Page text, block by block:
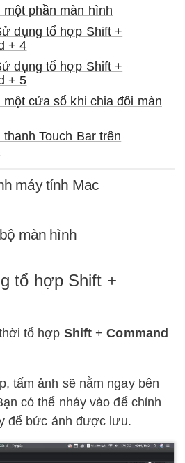
một phần màn hình
dụng tổ hợp Shift +
+ 4
dụng tổ hợp Shift +
+ 5
một cửa sổ khi chia đôi màn
Touch Bar trên
máy tính Mac
màn hình
tổ hợp Shift +
tổ hợp Shift +Command
tấm ảnh sẽ nằm ngay bên
có thể nháy vào để chỉnh
để bức ảnh được lưu.